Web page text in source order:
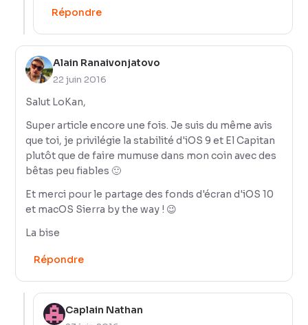
Répondre
Alain Ranaivonjatovo
22 juin 2016
Salut LoKan,
Super article encore une fois. Je suis du même avis
que toi, je privilégie la stabilité d'iOS 9 et El Capitan
plutôt que de faire mumuse dans mon coin avec des
bêtas peu fiables 🙂
Et merci pour le partage des fonds d'écran d'iOS 10
et macOS Sierra by the way ! 😉
La bise
Répondre
Caplain Nathan